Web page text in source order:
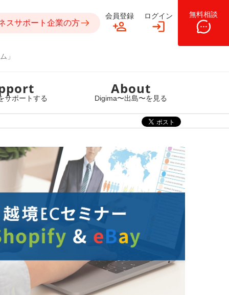
」
スサポート企業の方
会員登録 ログイン 無料相談
サポートする
About
Digima〜出島〜を見る